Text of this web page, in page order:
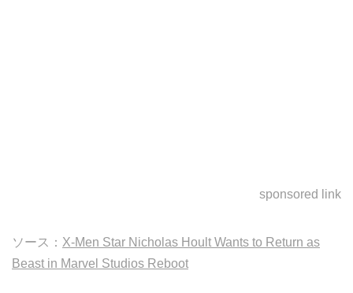
sponsored link
ソース： X-Men Star Nicholas Hoult Wants to Return as
Beast in Marvel Studios Reboot